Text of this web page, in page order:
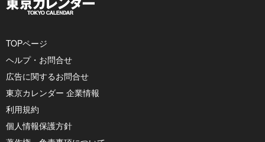
TOPページ
ヘルプ・お問合せ
広告に関するお問合せ
東京カレンダー 企業情報
利用規約
個人情報保護方針